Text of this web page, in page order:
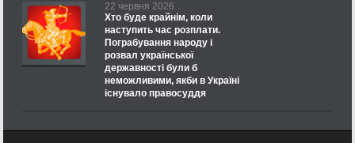
22 червня 2026
Хто буде крайнім, коли
наступить час розплати.
Пограбування народу і
розвал української
державності були б
неможливими, якби в Україні
існувало правосуддя